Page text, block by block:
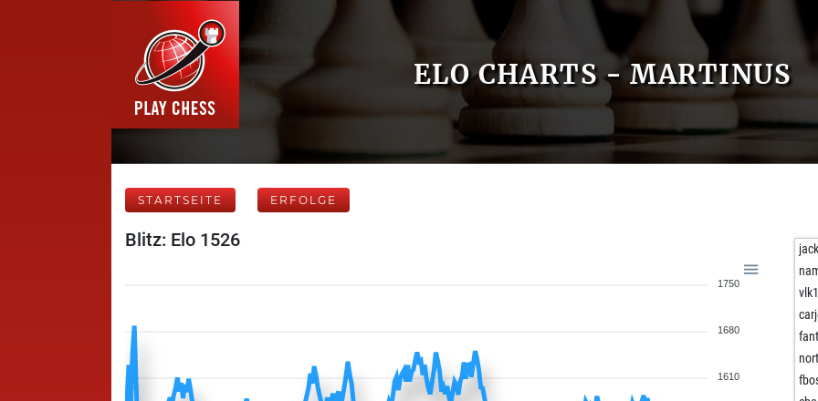
ELO CHARTS - MARTINUS
STARTSEITE ERFOLGE
Blitz: Elo 1526
1750
1680
1610